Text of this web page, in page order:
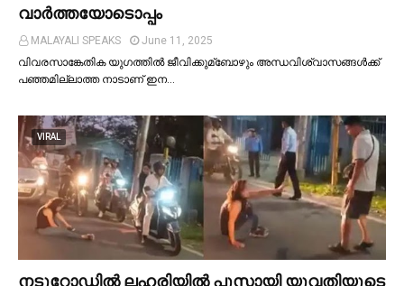
വാർത്തയോടൊപ്പം
MALAYALI SPEAKS
June 11, 2025
വിവരസാങ്കേതിക യുഗത്തില്‍ ജീവിക്കുമ്ബോഴും അന്ധവിശ്വാസങ്ങള്‍ക്ക്
പഞ്ഞമില്ലാത്ത നാടാണ് ഇന…
VIRAL
നടുറോഡില്‍ ലഹരിയില്‍ പൂസായി യുവതിയുടെ